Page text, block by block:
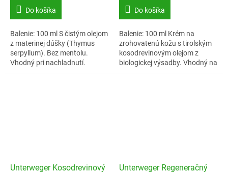
Do košíka
Balenie: 100 ml S čistým olejom
z materinej dúšky (Thymus
serpyllum). Bez mentolu.
Vhodný pri nachladnutí.
Do košíka
Balenie: 100 ml Krém na
zrohovatenú kožu s tirolským
kosodrevinovým olejom z
biologickej výsadby. Vhodný na
každodennú starostlivosť
Unterweger Kosodrevinový
Unterweger Regeneračný